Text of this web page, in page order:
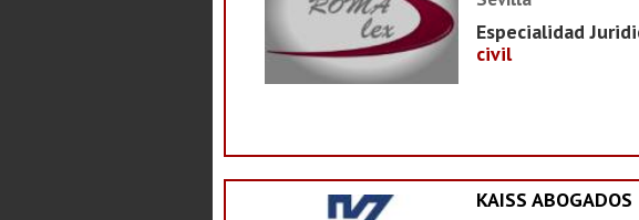
Especialidad
civil
KAISS ABOGADOS